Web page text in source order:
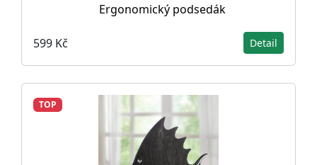
Ergonomický podsedák
599 Kč Detail
TOP